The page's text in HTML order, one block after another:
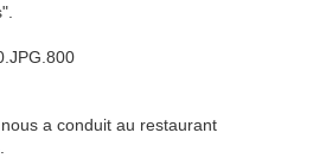
a conduit au restaurant